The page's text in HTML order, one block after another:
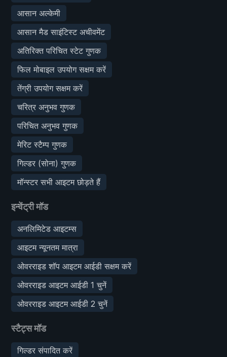
आसान अल्केमी
आसान मैड साइंटिस्ट अचीवमेंट
अतिरिक्त परिचित स्टेट गुणक
फिल मोबाइल उपयोग सक्षम करें
तेंग्री उपयोग सक्षम करें
चरित्र अनुभव गुणक
परिचित अनुभव गुणक
मेरिट स्टैम्प गुणक
गिल्डर (सोना) गुणक
मॉन्स्टर सभी आइटम छोड़ते हैं
इन्वेंट्री मॉड
अनलिमिटेड आइटम्स
आइटम न्यूनतम मात्रा
ओवरराइड शॉप आइटम आईडी सक्षम करें
ओवरराइड आइटम आईडी 1 चुनें
ओवरराइड आइटम आईडी 2 चुनें
स्टैट्स मॉड
गिल्डर संपादित करें